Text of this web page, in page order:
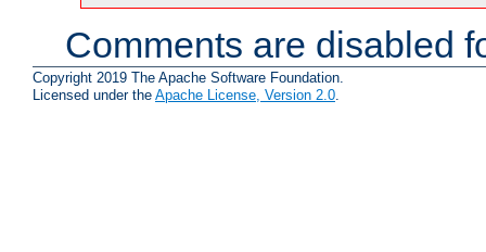
Comments are disabled
Copyright 2019 The Apache Software Foundation.
Licensed under the Apache License, Version 2.0.